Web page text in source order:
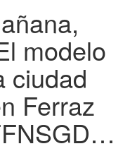
modelo
ciudad
Ferraz